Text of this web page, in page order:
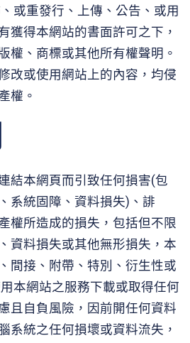
或重發行、上傳、公告、或用
獲得本網站的書面許可之下，
權、商標或其他所有權聲明。
改或使用網站上的內容，均侵
權。
結本網頁而引致任何損害(包
系統固障、資料損失)、誹
權所造成的損失，包括但不限
資料損失或其他無形損失，本
間接、附帶、特別、衍生性或
本網站之服務下載或取得任何
且自負風險，因前開任何資料
系統之任何損壞或資料流失，